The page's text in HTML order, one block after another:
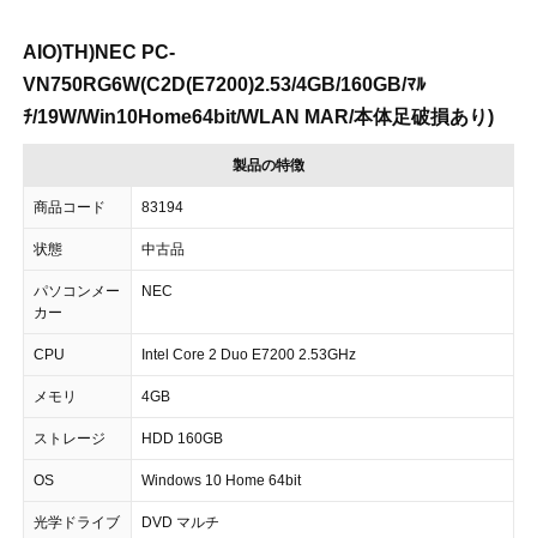
AIO)TH)NEC PC-
VN750RG6W(C2D(E7200)2.53/4GB/160GB/ﾏﾙ
ﾁ/19W/Win10Home64bit/WLAN MAR/本体足破損あり)
製品の特徴
商品コード 83194
状態 中古品
パソコンメー
カー
NEC
CPU Intel Core 2 Duo E7200 2.53GHz
メモリ 4GB
ストレージ HDD 160GB
OS Windows 10 Home 64bit
光学ドライブ DVD マルチ